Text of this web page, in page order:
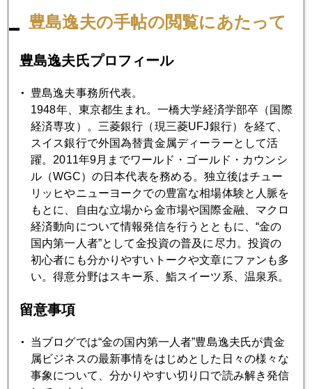
2023年04月28日
植田日銀動かず、外為は円安に動く
2023年04月27日
米銀行危機、収まらず、金価格の下支えに
2023年04月26日
米国債、デフォルト懸念でも安全資産需要増加の怪
2023年04月25日
プラチナ急騰、危険ゾーン入り
2023年04月24日
2023年04月20日
豊島逸夫の手帖の閲覧にあたって
豊島逸夫氏プロフィール
豊島逸夫事務所代表。
1948年、東京都生まれ。一橋大学経済学部卒（国際
経済専攻）。三菱銀行（現三菱UFJ銀行）を経て、
スイス銀行で外国為替貴金属ディーラーとして活
躍。2011年9月までワールド・ゴールド・カウンシ
ル（WGC）の日本代表を務める。独立後はチュー
リッヒやニューヨークでの豊富な相場体験と人脈を
もとに、自由な立場から金市場や国際金融、マクロ
経済動向について情報発信を行うとともに、“金の
国内第一人者”として金投資の普及に尽力。投資の
初心者にも分かりやすいトークや文章にファンも多
い。得意分野はスキー系、鮨スイーツ系、温泉系。
留意事項
当ブログでは“金の国内第一人者”豊島逸夫氏が貴金
属ビジネスの最新事情をはじめとした日々の様々な
事象について、分かりやすい切り口で読み解き発信